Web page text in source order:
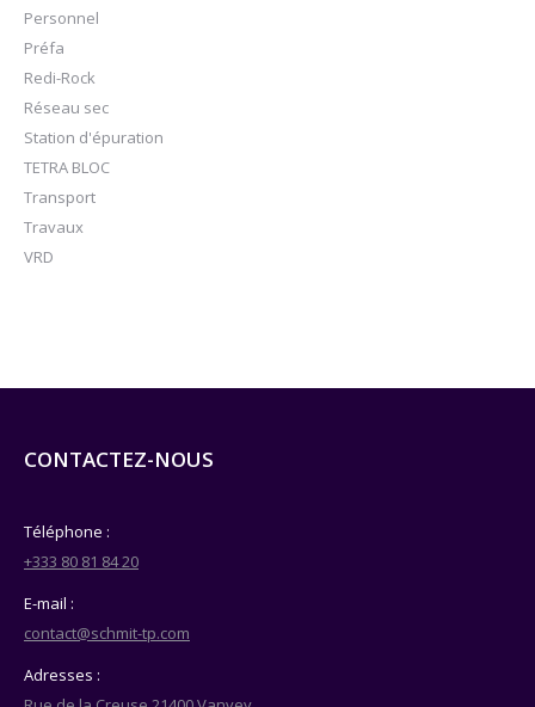
Personnel
Préfa
Redi-Rock
Réseau sec
Station d'épuration
TETRA BLOC
Transport
Travaux
VRD
CONTACTEZ-NOUS
Téléphone :
+333 80 81 84 20
E-mail :
contact@schmit-tp.com
Adresses :